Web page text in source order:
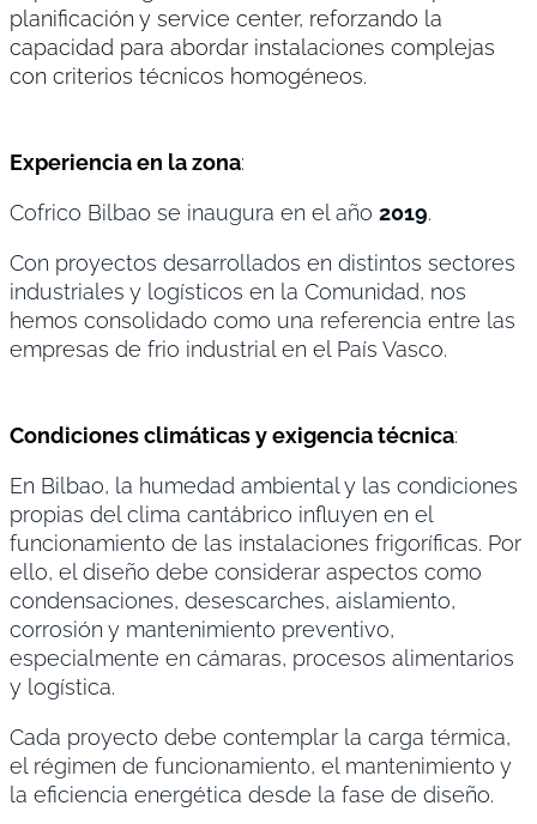
planificación y service center, reforzando la
capacidad para abordar instalaciones complejas
con criterios técnicos homogéneos.
Experiencia en la zona:
Cofrico Bilbao se inaugura en el año 2019.
Con proyectos desarrollados en distintos sectores
industriales y logísticos en la Comunidad, nos
hemos consolidado como una referencia entre las
empresas de frio industrial en el País Vasco.
Condiciones climáticas y exigencia técnica:
En Bilbao, la humedad ambiental y las condiciones
propias del clima cantábrico influyen en el
funcionamiento de las instalaciones frigoríficas. Por
ello, el diseño debe considerar aspectos como
condensaciones, desescarches, aislamiento,
corrosión y mantenimiento preventivo,
especialmente en cámaras, procesos alimentarios
y logística.
Cada proyecto debe contemplar la carga térmica,
el régimen de funcionamiento, el mantenimiento y
la eficiencia energética desde la fase de diseño.